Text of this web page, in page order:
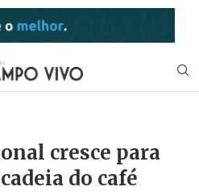
cresce para
do café